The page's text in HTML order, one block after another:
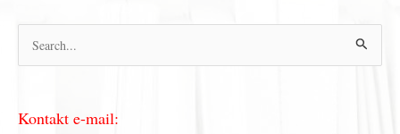
р
т
Kontakt e-mail: